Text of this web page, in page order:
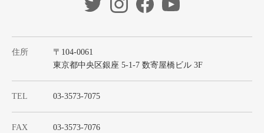
住所
〒104-0061
東京都中央区銀座 5-1-7 数寄屋橋ビル 3F
TEL 03-3573-7075
FAX 03-3573-7076